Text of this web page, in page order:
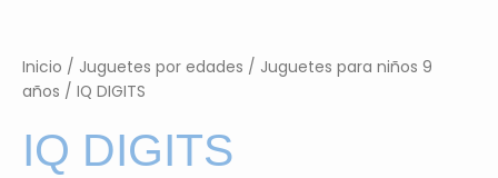
Inicio / Juguetes por edades / Juguetes para niños 9
años / IQ DIGITS
IQ DIGITS